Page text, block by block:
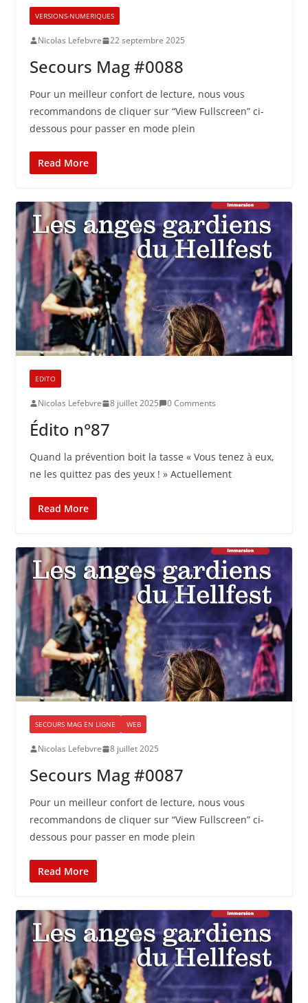
VERSIONS-NUMERIQUES
Nicolas Lefebvre 22 septembre 2025
Secours Mag #0088
Pour un meilleur confort de lecture, nous vous
recommandons de cliquer sur “View Fullscreen” ci-
dessous pour passer en mode plein
Read More
EDITO
Nicolas Lefebvre 8 juillet 2025 0 Comments
Édito n°87
Quand la prévention boit la tasse « Vous tenez à eux,
ne les quittez pas des yeux ! » Actuellement
Read More
SECOURS MAG EN LIGNE WEB
Nicolas Lefebvre 8 juillet 2025
Secours Mag #0087
Pour un meilleur confort de lecture, nous vous
recommandons de cliquer sur “View Fullscreen” ci-
dessous pour passer en mode plein
Read More